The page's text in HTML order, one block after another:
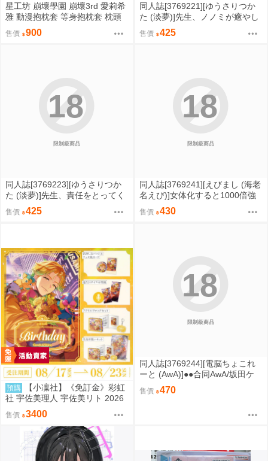
星工坊 崩壞學園 崩壞3rd 愛莉希
雅 動漫抱枕套 等身抱枕套 枕頭
售價 900
同人誌[3769221][ゆうさりつか
た (淡夢)]先生、ノノミが癒やし
てあげますね (蔚藍檔案)
售價 425
限制級商品
18
同人誌[3769223][ゆうさりつか
た (淡夢)]先生、責任をとってく
ださいね・・・ (蔚藍檔案)
售價 425
限制級商品
18
同人誌[3769241][えびまし (海老
名えび)]女体化すると1000倍強
くなるスキルを手に入れた 3 (原
創)
售價 430
預購
【小凜社】《免訂金》彩虹
社 宇佐美理人 宇佐美リト 2026
生日套組紀念商品
售價 3400
限制級商品
18
同人誌[3769244][電脳ちょこれ
ーと (AwA)]●●合同AwA/坂田ケ
イ/橘こう/速水くろ (原創)
售價 470